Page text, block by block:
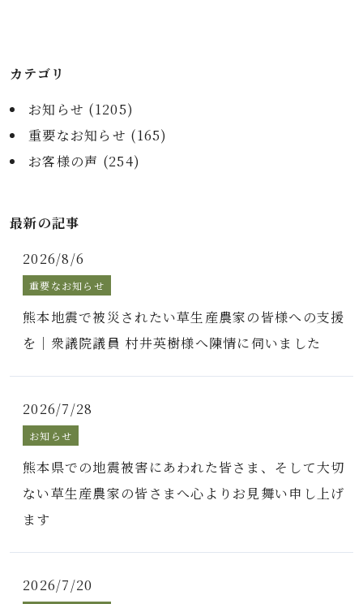
カテゴリ
お知らせ (1205)
重要なお知らせ (165)
お客様の声 (254)
最新の記事
2026/8/6
重要なお知らせ
熊本地震で被災されたい草生産農家の皆様への支援
を｜衆議院議員 村井英樹様へ陳情に伺いました
2026/7/28
お知らせ
熊本県での地震被害にあわれた皆さま、そして大切
ない草生産農家の皆さまへ心よりお見舞い申し上げ
ます
2026/7/20